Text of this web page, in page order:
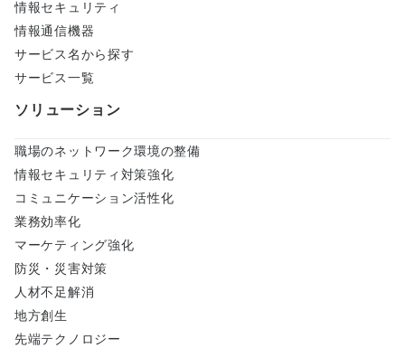
情報セキュリティ
情報通信機器
サービス名から探す
サービス一覧
ソリューション
職場のネットワーク環境の整備
情報セキュリティ対策強化
コミュニケーション活性化
業務効率化
マーケティング強化
防災・災害対策
人材不足解消
地方創生
先端テクノロジー